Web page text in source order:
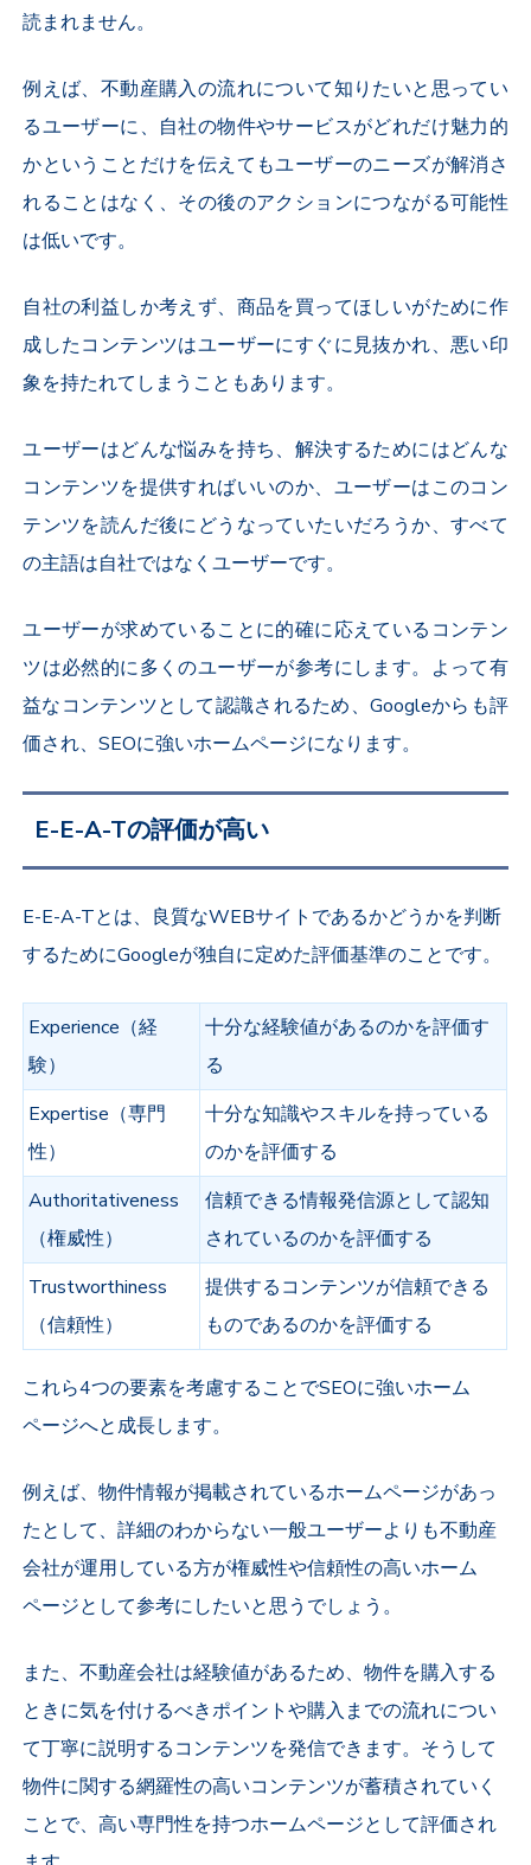
読まれません。
例えば、不動産購入の流れについて知りたいと思ってい
るユーザーに、自社の物件やサービスがどれだけ魅力的
かということだけを伝えてもユーザーのニーズが解消さ
れることはなく、その後のアクションにつながる可能性
は低いです。
自社の利益しか考えず、商品を買ってほしいがために作
成したコンテンツはユーザーにすぐに見抜かれ、悪い印
象を持たれてしまうこともあります。
ユーザーはどんな悩みを持ち、解決するためにはどんな
コンテンツを提供すればいいのか、ユーザーはこのコン
テンツを読んだ後にどうなっていたいだろうか、すべて
の主語は自社ではなくユーザーです。
ユーザーが求めていることに的確に応えているコンテン
ツは必然的に多くのユーザーが参考にします。よって有
益なコンテンツとして認識されるため、Googleからも評
価され、SEOに強いホームページになります。
E-E-A-Tの評価が高い
E-E-A-Tとは、良質なWEBサイトであるかどうかを判断
するためにGoogleが独自に定めた評価基準のことです。
Experience（経
験）
十分な経験値があるのかを評価す
る
Expertise（専門
性）
十分な知識やスキルを持っている
のかを評価する
Authoritativeness
（権威性）
信頼できる情報発信源として認知
されているのかを評価する
Trustworthiness
（信頼性）
提供するコンテンツが信頼できる
ものであるのかを評価する
これら4つの要素を考慮することでSEOに強いホーム
ページへと成長します。
例えば、物件情報が掲載されているホームページがあっ
たとして、詳細のわからない一般ユーザーよりも不動産
会社が運用している方が権威性や信頼性の高いホーム
ページとして参考にしたいと思うでしょう。
また、不動産会社は経験値があるため、物件を購入する
ときに気を付けるべきポイントや購入までの流れについ
て丁寧に説明するコンテンツを発信できます。そうして
物件に関する網羅性の高いコンテンツが蓄積されていく
ことで、高い専門性を持つホームページとして評価され